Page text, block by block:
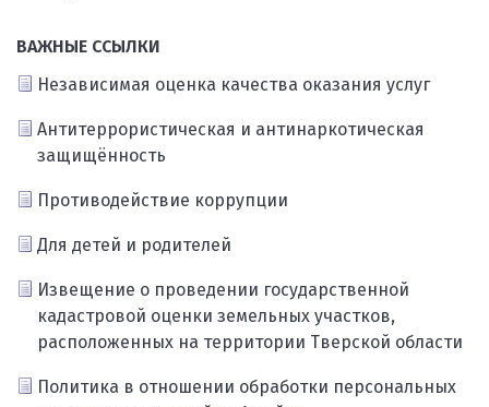
ВАЖНЫЕ ССЫЛКИ
Независимая оценка качества оказания услуг
Антитеррористическая и антинаркотическая
защищённость
Противодействие коррупции
Для детей и родителей
Извещение о проведении государственной
кадастровой оценки земельных участков,
расположенных на территории Тверской области
Политика в отношении обработки персональных